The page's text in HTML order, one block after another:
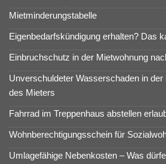
Mietminderungstabelle
Eigenbedarfskündigung erhalten? Das
Einbruchschutz in der Mietwohnung
Unverschuldeter Wasserschaden in
des Mieters
Fahrrad im Treppenhaus abstellen
Wohnberechtigungsschein für
Umlagefähige Nebenkosten – Was